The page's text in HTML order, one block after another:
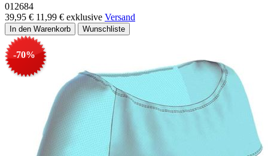
012684
39,95 € 11,99 € exklusive Versand
-70%